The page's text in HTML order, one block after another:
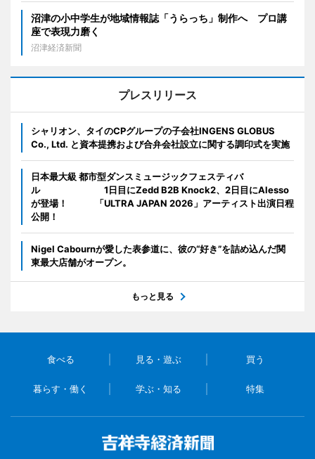
沼津の小中学生が地域情報誌「うらっち」制作へ プロ講
座で表現力磨く
沼津経済新聞
プレスリリース
シャリオン、タイのCPグループの子会社INGENS GLOBUS
Co., Ltd. と資本提携および合弁会社設立に関する調印式を実施
日本最大級 都市型ダンスミュージックフェスティバ
ル 1日目にZedd B2B Knock2、2日目にAlesso
が登場！ 「ULTRA JAPAN 2026」アーティスト出演日程
公開！
Nigel Cabournが愛した表参道に、彼の“好き”を詰め込んだ関
東最大店舗がオープン。
もっと見る
食べる 見る・遊ぶ 買う
暮らす・働く 学ぶ・知る 特集